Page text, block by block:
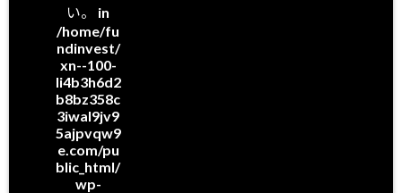
い。 in
/home/fu
ndinvest/
xn--100-
li4b3h6d2
b8bz358c
3iwal9jv9
5ajpvqw9
e.com/pu
blic_html/
wp-